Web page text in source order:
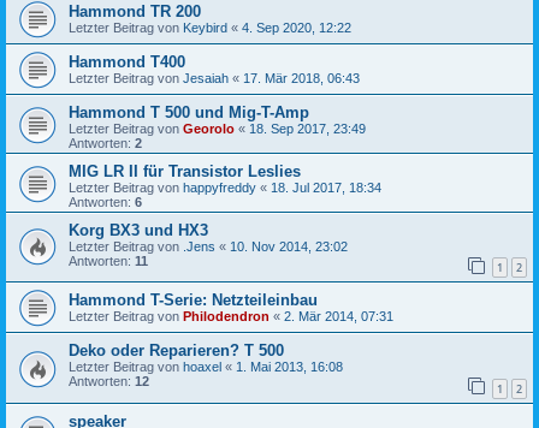
Hammond TR 200
Letzter Beitrag von Keybird « 4. Sep 2020, 12:22
Hammond T400
Letzter Beitrag von Jesaiah « 17. Mär 2018, 06:43
Hammond T 500 und Mig-T-Amp
Letzter Beitrag von Georolo « 18. Sep 2017, 23:49
Antworten: 2
MIG LR II für Transistor Leslies
Letzter Beitrag von happyfreddy « 18. Jul 2017, 18:34
Antworten: 6
Korg BX3 und HX3
Letzter Beitrag von .Jens « 10. Nov 2014, 23:02
Antworten: 11 1 2
Hammond T-Serie: Netzteileinbau
Letzter Beitrag von Philodendron « 2. Mär 2014, 07:31
Deko oder Reparieren? T 500
Letzter Beitrag von hoaxel « 1. Mai 2013, 16:08
Antworten: 12 1 2
speaker